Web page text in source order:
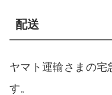
配送
ヤマト運輸さまの宅
す。